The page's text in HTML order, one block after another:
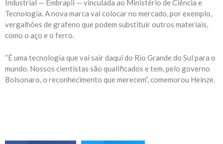
Industrial — Embrapii — vinculada ao Ministério de Ciência e
Tecnologia. A nova marca vai colocar no mercado, por exemplo,
vergalhões de grafeno que podem substituir outros materiais,
como o aço e o ferro.
“É uma tecnologia que vai sair daqui do Rio Grande do Sul para o
mundo. Nossos cientistas são qualificados e tem, pelo governo
Bolsonaro, o reconhecimento que merecem”, comemorou Heinze.